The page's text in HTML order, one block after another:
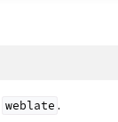
weblate .